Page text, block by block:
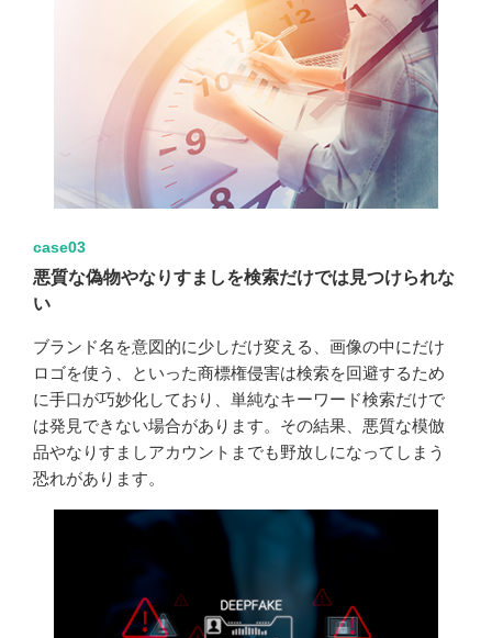
case03
悪質な偽物やなりすましを検索だけでは見つけられな
い
ブランド名を意図的に少しだけ変える、画像の中にだけ
ロゴを使う、といった商標権侵害は検索を回避するため
に手口が巧妙化しており、単純なキーワード検索だけで
は発見できない場合があります。その結果、悪質な模倣
品やなりすましアカウントまでも野放しになってしまう
恐れがあります。